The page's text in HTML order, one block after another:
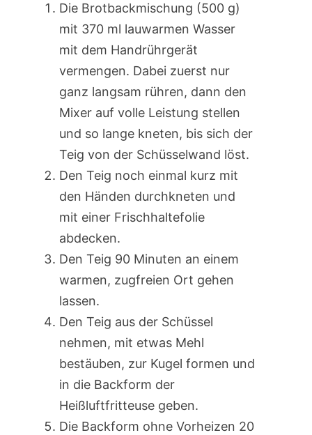
Die Brotbackmischung (500 g)
mit 370 ml lauwarmen Wasser
mit dem Handrührgerät
vermengen. Dabei zuerst nur
ganz langsam rühren, dann den
Mixer auf volle Leistung stellen
und so lange kneten, bis sich der
Teig von der Schüsselwand löst.
Den Teig noch einmal kurz mit
den Händen durchkneten und
mit einer Frischhaltefolie
abdecken.
Den Teig 90 Minuten an einem
warmen, zugfreien Ort gehen
lassen.
Den Teig aus der Schüssel
nehmen, mit etwas Mehl
bestäuben, zur Kugel formen und
in die Backform der
Heißluftfritteuse geben.
Die Backform ohne Vorheizen 20